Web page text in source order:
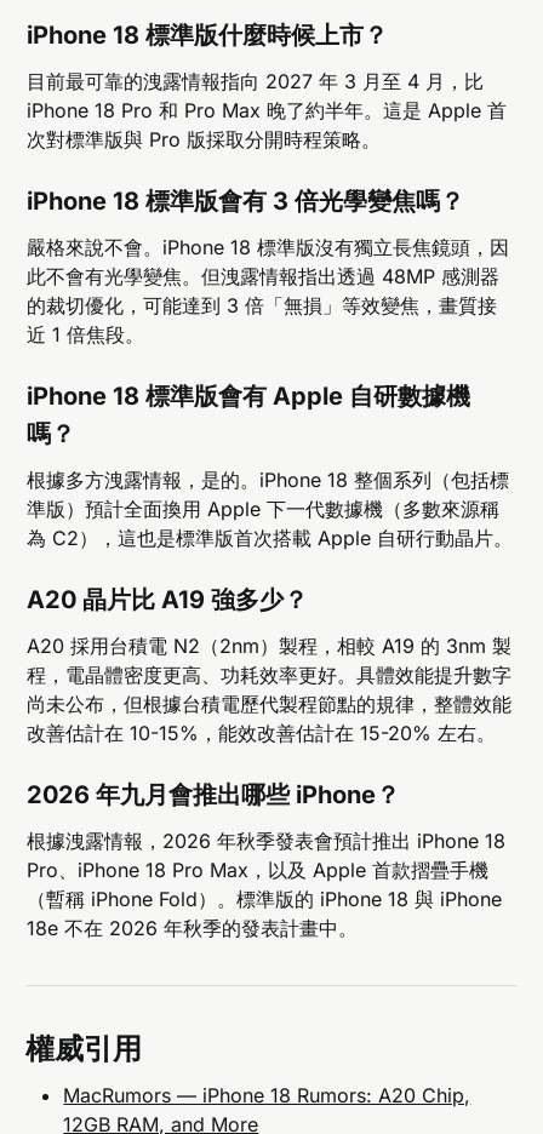
iPhone 18 標準版什麼時候上市？
目前最可靠的洩露情報指向 2027 年 3 月至 4 月，比
iPhone 18 Pro 和 Pro Max 晚了約半年。這是 Apple 首
次對標準版與 Pro 版採取分開時程策略。
iPhone 18 標準版會有 3 倍光學變焦嗎？
嚴格來說不會。iPhone 18 標準版沒有獨立長焦鏡頭，因
此不會有光學變焦。但洩露情報指出透過 48MP 感測器
的裁切優化，可能達到 3 倍「無損」等效變焦，畫質接
近 1 倍焦段。
iPhone 18 標準版會有 Apple 自研數據機
嗎？
根據多方洩露情報，是的。iPhone 18 整個系列（包括標
準版）預計全面換用 Apple 下一代數據機（多數來源稱
為 C2），這也是標準版首次搭載 Apple 自研行動晶片。
A20 晶片比 A19 強多少？
A20 採用台積電 N2（2nm）製程，相較 A19 的 3nm 製
程，電晶體密度更高、功耗效率更好。具體效能提升數字
尚未公布，但根據台積電歷代製程節點的規律，整體效能
改善估計在 10-15%，能效改善估計在 15-20% 左右。
2026 年九月會推出哪些 iPhone？
根據洩露情報，2026 年秋季發表會預計推出 iPhone 18
Pro、iPhone 18 Pro Max，以及 Apple 首款摺疊手機
（暫稱 iPhone Fold）。標準版的 iPhone 18 與 iPhone
18e 不在 2026 年秋季的發表計畫中。
權威引用
MacRumors — iPhone 18 Rumors: A20 Chip,
12GB RAM, and More